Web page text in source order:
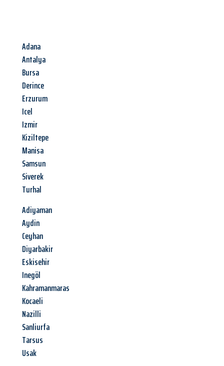
Adana
Antalya
Bursa
Derince
Erzurum
Icel
Izmir
Kiziltepe
Manisa
Samsun
Siverek
Turhal
Adiyaman
Aydin
Ceyhan
Diyarbakir
Eskisehir
Inegöl
Kahramanmaras
Kocaeli
Nazilli
Sanliurfa
Tarsus
Usak